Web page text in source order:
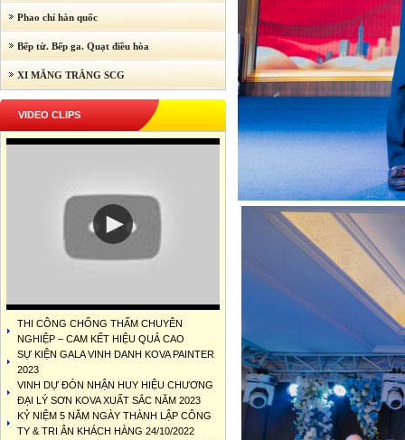
Phao chỉ hàn quốc
Bếp từ. Bếp ga. Quạt điều hòa
XI MĂNG TRẮNG SCG
VIDEO CLIPS
THI CÔNG CHỐNG THẤM CHUYÊN
NGHIỆP – CAM KẾT HIỆU QUẢ CAO
SỰ KIỆN GALA VINH DANH KOVA PAINTER
2023
VINH DỰ ĐÓN NHẬN HUY HIỆU CHƯƠNG
ĐẠI LÝ SƠN KOVA XUẤT SẮC NĂM 2023
KỶ NIỆM 5 NĂM NGÀY THÀNH LẬP CÔNG
TY & TRI ÂN KHÁCH HÀNG 24/10/2022